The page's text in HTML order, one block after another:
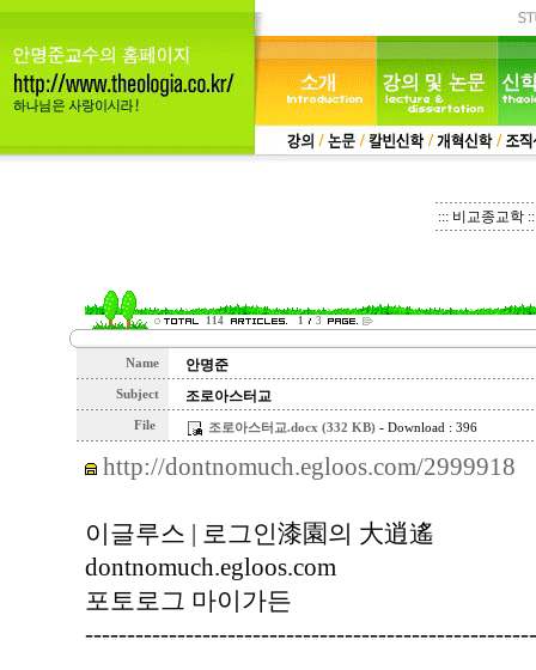
::: 비교종교학
114 1 3
Name 안명준
Subject 조로아스터교
File 조로아스터교.docx (332 KB)- Download : 396
http://dontnomuch.egloos.com/2999918
이글루스 | 로그인漆園의 大逍遙
dontnomuch.egloos.com
포토로그 마이가든